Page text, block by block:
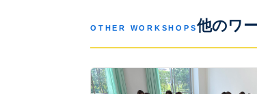
OTHER WORKSHOPS他のワ